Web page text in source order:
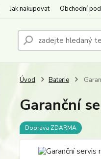
Jak nakupovat Obchodní
Úvod Baterie
Garanční
Doprava ZDARMA